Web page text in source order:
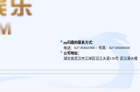
pg问鼎的联系方式：
电话：027-85661900 / 传真：027-85669500
公司地址：
湖北省武汉市江岸区沿江大道136号 武汉港大楼